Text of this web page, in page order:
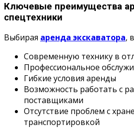
Ключевые преимущества
спецтехники
Выбирая аренда экскаватора,
Современную технику в
Профессиональное
Гибкие условия аренды
Возможность работать с
поставщиками
Отсутствие проблем с
транспортировкой